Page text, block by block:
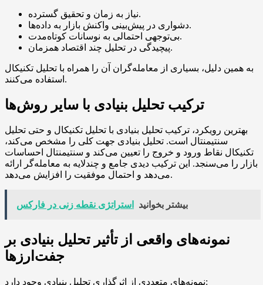
نیاز به زمان و تحقیق گسترده.
دشواری در پیش‌بینی واکنش بازار به داده‌ها.
بی‌توجهی احتمالی به نوسانات کوتاه‌مدت.
پیچیدگی در تحلیل چند اقتصاد همزمان.
به همین دلیل، بسیاری از معامله‌گران آن را همراه با تحلیل تکنیکال
استفاده می‌کنند.
ترکیب تحلیل بنیادی با سایر روش‌ها
بهترین رویکرد، ترکیب تحلیل بنیادی با تحلیل تکنیکال و حتی تحلیل
سنتیمنتال است. تحلیل بنیادی جهت کلی را مشخص می‌کند،
تکنیکال نقاط ورود و خروج را تعیین می‌کند و سنتیمنتال احساسات
بازار را می‌سنجد. این ترکیب دیدی جامع و چندلایه به معامله‌گر ارائه
می‌دهد و احتمال موفقیت را افزایش می‌دهد.
بیشتر بخوانید استراتژی نقطه زنی در فارکس
نمونه‌های واقعی از تأثیر تحلیل بنیادی بر
جفت‌ارزها
نمونه‌های متعددی از اثرگذاری تحلیل بنیادی وجود دارد: